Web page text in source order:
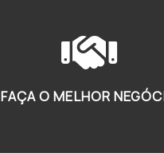
FAÇA O MELHOR